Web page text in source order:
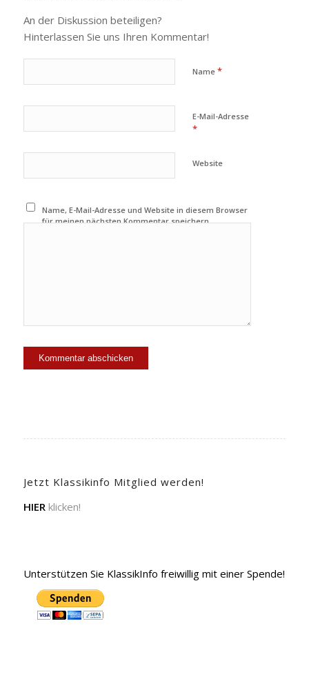
An der Diskussion beteiligen?
Hinterlassen Sie uns Ihren Kommentar!
Name *
E-Mail-Adresse
*
Website
Name, E-Mail-Adresse und Website in diesem Browser
für meinen nächsten Kommentar speichern.
Jetzt Klassikinfo Mitglied werden!
HIERklicken!
Unterstützen Sie KlassikInfo freiwillig mit einer Spende!